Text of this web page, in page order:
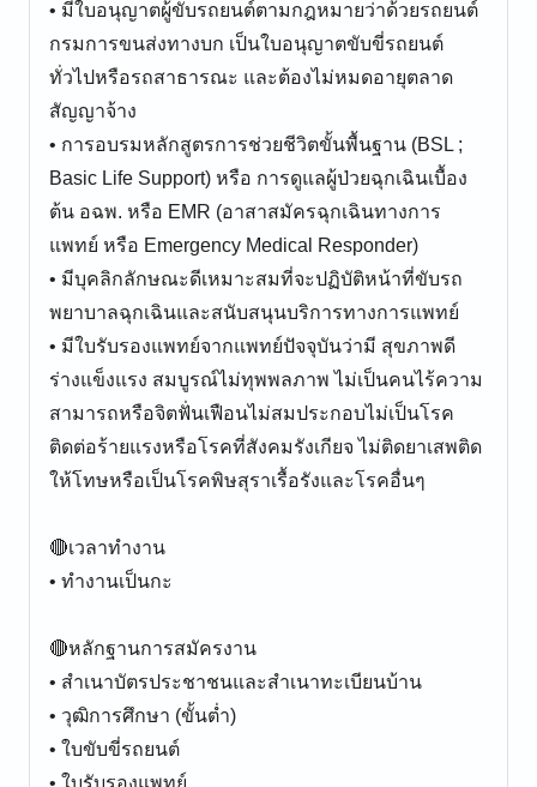
• มีใบอนุญาตผู้ขับรถยนต์ตามกฎหมายว่าด้วยรถยนต์
กรมการขนส่งทางบก เป็นใบอนุญาตขับขี่รถยนต์
ทั่วไปหรือรถสาธารณะ และต้องไม่หมดอายุตลาด
สัญญาจ้าง
• การอบรมหลักสูตรการช่วยชีวิตขั้นพื้นฐาน (BSL ;
Basic Life Support) หรือ การดูแลผู้ป่วยฉุกเฉินเบื้อง
ต้น อฉพ. หรือ EMR (อาสาสมัครฉุกเฉินทางการ
แพทย์ หรือ Emergency Medical Responder)
• มีบุคลิกลักษณะดีเหมาะสมที่จะปฏิบัติหน้าที่ขับรถ
พยาบาลฉุกเฉินและสนับสนุนบริการทางการแพทย์
• มีใบรับรองแพทย์จากแพทย์ปัจจุบันว่ามี สุขภาพดี
ร่างแข็งแรง สมบูรณ์ไม่ทุพพลภาพ ไม่เป็นคนไร้ความ
สามารถหรือจิตฟั่นเฟือนไม่สมประกอบไม่เป็นโรค
ติดต่อร้ายแรงหรือโรคที่สังคมรังเกียจ ไม่ติดยาเสพติด
ให้โทษหรือเป็นโรคพิษสุราเรื้อรังและโรคอื่นๆ
🔴เวลาทำงาน
• ทำงานเป็นกะ
🔴หลักฐานการสมัครงาน
• สำเนาบัตรประชาชนและสำเนาทะเบียนบ้าน
• วุฒิการศึกษา (ขั้นต่ำ)
• ใบขับขี่รถยนต์
• ใบรับรองแพทย์